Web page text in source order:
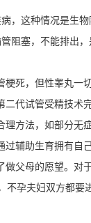
这种情况是生物
阻塞，不能排出
死，但性睾丸一
代试管受精技术完
法，如部分无
辅助生育拥有自
母的愿望。对
孕夫妇双方都